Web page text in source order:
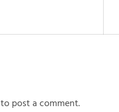
to post a comment.